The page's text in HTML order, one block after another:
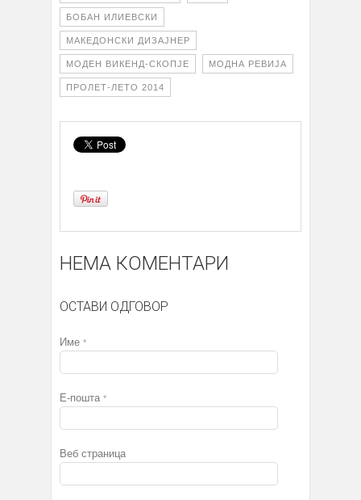
БОБАН ИЛИЕВСКИ
МАКЕДОНСКИ ДИЗАЈНЕР
МОДЕН ВИКЕНД-СКОПЈЕ МОДНА РЕВИЈА
ПРОЛЕТ-ЛЕТО 2014
НЕМА КОМЕНТАРИ
ОСТАВИ ОДГОВОР
Име *
Е-пошта *
Веб страница